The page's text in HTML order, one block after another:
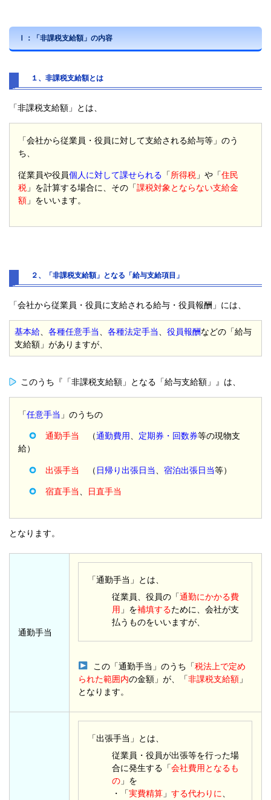
Ⅰ：「非課税支給額」の内容
１、非課税支給額とは
「非課税支給額」とは、
「会社から従業員・役員に対して支給される給与等」のう
ち、
従業員や役員個人に対して課せられる 「所得税 」や「住民
税 」を計算する場合に、その「課税対象とならない支給金
額 」をいいます。
２、「非課税支給額」となる「給与支給項目」
「会社から従業員・役員に支給される給与・役員報酬」には、
基本給 各種任意手当 各種法定手当 役員報酬などの「給与
支給額」がありますが、
このうち『「非課税支給額」となる「給与支給額」』は、
「任意手当 」のうちの
通勤手当 （通勤費用、 定期券・回数券等の現物支
給）
出張手当 （ 日帰り出張日当 、宿泊出張日当等）
宿直手当 日直手当
となります。
通勤手当
「通勤手当」とは、
従業員、役員の「通勤にかかる費
用 」を補填するために、会社が支
払うものをいいますが、
この「通勤手当」のうち「税法上で定め
られた範囲内の金額」が、「非課税支給額 」
となります。
「出張手当」とは、
従業員・役員が出張等を行った場
合に発生する「会社費用となるも
の」を
・「実費精算」 する代わりに